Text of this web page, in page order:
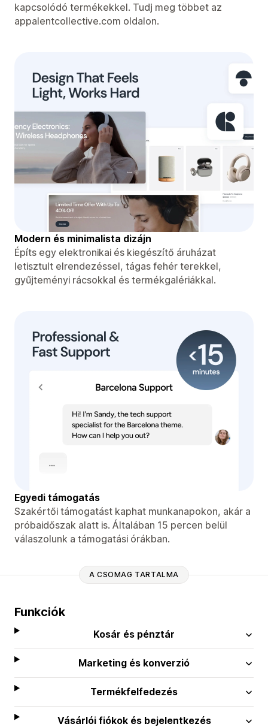
kapcsolódó termékekkel. Tudj meg többet az
appalentcollective.com oldalon.
Modern és minimalista dizájn
Építs egy elektronikai és kiegészítő áruházat
letisztult elrendezéssel, tágas fehér terekkel,
gyűjteményi rácsokkal és termékgalériákkal.
Egyedi támogatás
Szakértői támogatást kaphat munkanapokon, akár a
próbaidőszak alatt is. Általában 15 percen belül
válaszolunk a támogatási órákban.
A CSOMAG TARTALMA
Funkciók
Kosár és pénztár
Marketing és konverzió
Termékfelfedezés
Vásárlói fiókok és bejelentkezés